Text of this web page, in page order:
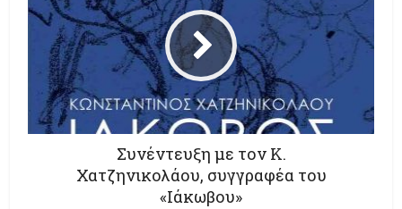
Συνέντευξη με τον Κ.
Χατζηνικολάου, συγγραφέα του
«Ιάκωβου»